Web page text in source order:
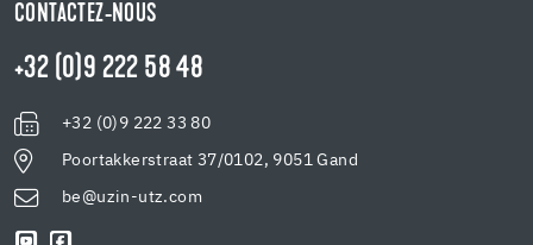
CONTACTEZ-NOUS
+32 (0)9 222 58 48
+32 (0)9 222 33 80
Poortakkerstraat 37/0102, 9051 Gand
be@uzin-utz.com